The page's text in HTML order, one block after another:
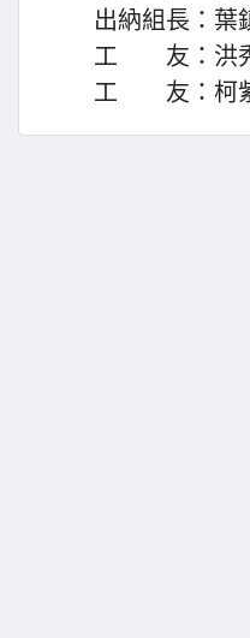
出納組長：葉
工 友：洪秀
工 友：柯紫